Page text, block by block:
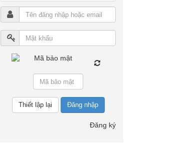
Đăng nhập
Đăng ký